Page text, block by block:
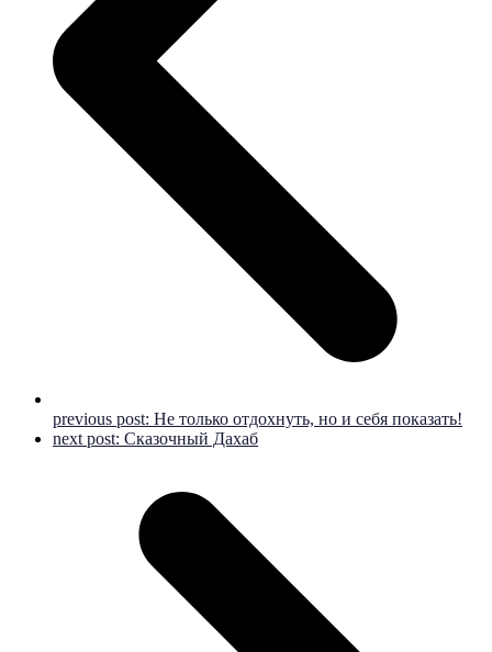
previous post: Не только отдохнуть, но и себя показать!
next post: Сказочный Дахаб